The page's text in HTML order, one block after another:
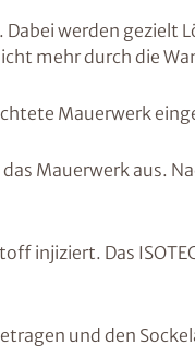
werden
mehr durch die
Mauerwerk
Mauerwerk aus.
injiziert. Das
und den